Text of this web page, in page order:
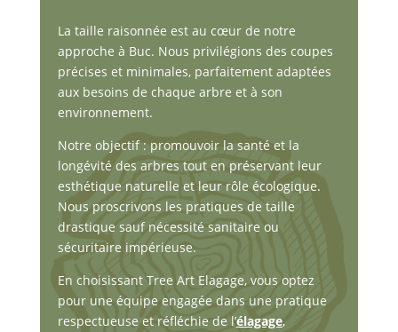
La taille raisonnée est au cœur de notre
approche à Buc. Nous privilégions des coupes
précises et minimales, parfaitement adaptées
aux besoins de chaque arbre et à son
environnement.
Notre objectif : promouvoir la santé et la
longévité des arbres tout en préservant leur
esthétique naturelle et leur rôle écologique.
Nous proscrivons les pratiques de taille
drastique sauf nécessité sanitaire ou
sécuritaire impérieuse.
En choisissant Tree Art Elagage, vous optez
pour une équipe engagée dans une pratique
respectueuse et réfléchie de l’élagage,